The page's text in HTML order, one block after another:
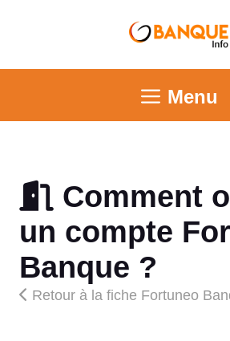
Menu
Comment
un compte
Banque ?
Retour à la fiche Fortuneo